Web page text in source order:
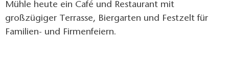
Mühle heute ein Café und Restaurant mit
großzügiger Terrasse, Biergarten und Festzelt für
Familien- und Firmenfeiern.